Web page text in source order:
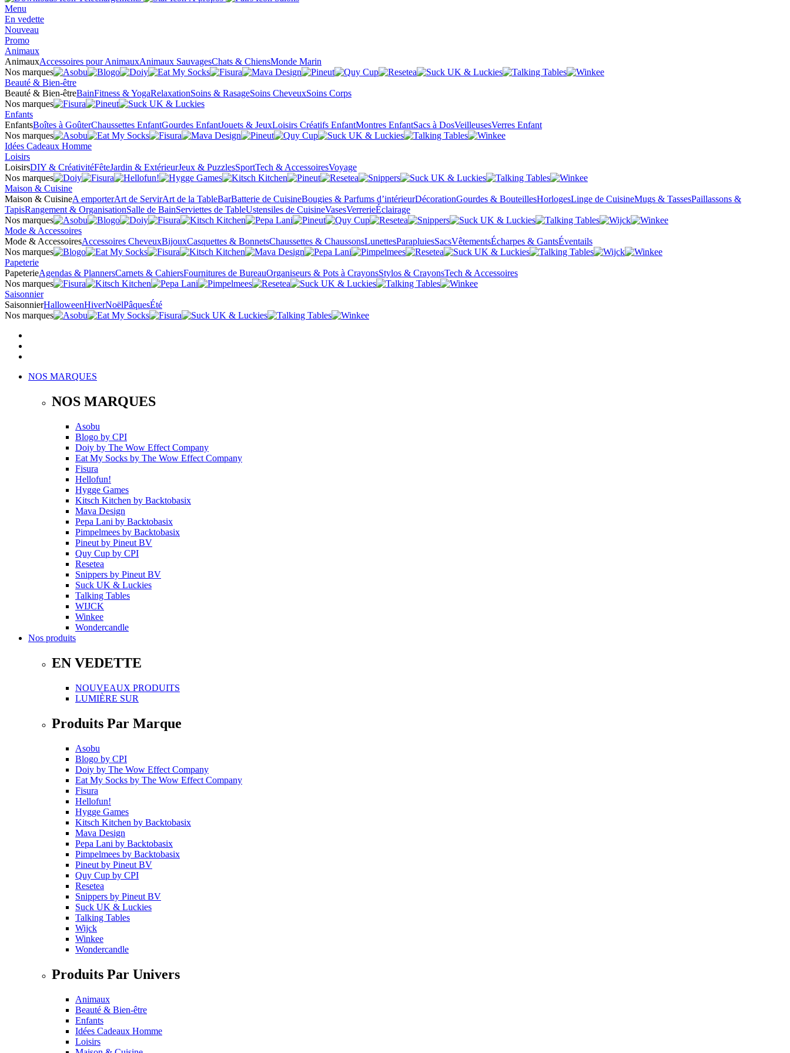
Menu
En vedette
Nouveau
Promo
Animaux
AnimauxAccessoires pour AnimauxAnimaux SauvagesChats & ChiensMonde Marin
Nos marques
Beauté & Bien-être
Beauté & Bien-êtreBainFitness & YogaRelaxationSoins & RasageSoins CheveuxSoins Corps
Nos marques
Enfants
EnfantsBoîtes à GoûterChaussettes EnfantGourdes EnfantJouets & JeuxLoisirs Créatifs EnfantMontres EnfantSacs à DosVeilleusesVerres Enfant
Nos marques
Idées Cadeaux Homme
Loisirs
LoisirsDIY & CréativitéFêteJardin & ExtérieurJeux & PuzzlesSportTech & AccessoiresVoyage
Nos marques
Maison & Cuisine
Maison & CuisineA emporterArt de ServirArt de la TableBarBatterie de CuisineBougies & Parfums d’intérieurDécorationGourdes & BouteillesHorlogesLinge de CuisineMugs & TassesPaillassons &
TapisRangement & OrganisationSalle de BainServiettes de TableUstensiles de CuisineVasesVerrerieÉclairage
Nos marques
Mode & Accessoires
Mode & AccessoiresAccessoires CheveuxBijouxCasquettes & BonnetsChaussettes & ChaussonsLunettesParapluiesSacsVêtementsÉcharpes & GantsÉventails
Nos marques
Papeterie
PapeterieAgendas & PlannersCarnets & CahiersFournitures de BureauOrganiseurs & Pots à CrayonsStylos & CrayonsTech & Accessoires
Nos marques
Saisonnier
SaisonnierHalloweenHiverNoëlPâquesÉté
Nos marques
NOS MARQUES
NOS MARQUES
Asobu
Blogo by CPI
Doiy by The Wow Effect Company
Eat My Socks by The Wow Effect Company
Fisura
Hellofun!
Hygge Games
Kitsch Kitchen by Backtobasix
Mava Design
Pepa Lani by Backtobasix
Pimpelmees by Backtobasix
Pineut by Pineut BV
Quy Cup by CPI
Resetea
Snippers by Pineut BV
Suck UK & Luckies
Talking Tables
WIJCK
Winkee
Wondercandle
Nos produits
EN VEDETTE
NOUVEAUX PRODUITS
LUMIÈRE SUR
Produits Par Marque
Asobu
Blogo by CPI
Doiy by The Wow Effect Company
Eat My Socks by The Wow Effect Company
Fisura
Hellofun!
Hygge Games
Kitsch Kitchen by Backtobasix
Mava Design
Pepa Lani by Backtobasix
Pimpelmees by Backtobasix
Pineut by Pineut BV
Quy Cup by CPI
Resetea
Snippers by Pineut BV
Suck UK & Luckies
Talking Tables
Wijck
Winkee
Wondercandle
Produits Par Univers
Animaux
Beauté & Bien-être
Enfants
Idées Cadeaux Homme
Loisirs